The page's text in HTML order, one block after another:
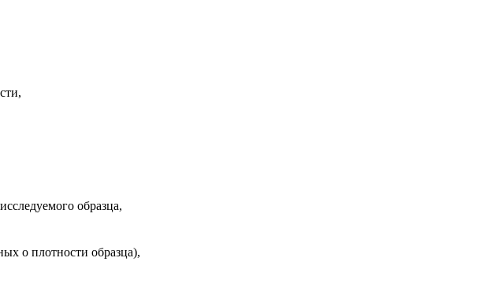
образца,
о плотности образца),